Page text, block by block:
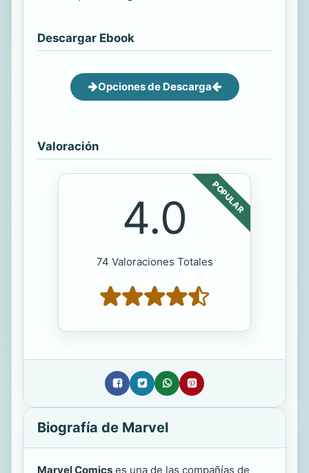
Descargar Ebook
Opciones de Descarga
Valoración
POPULAR
4.0
74 Valoraciones Totales
Biografía de Marvel
Marvel Comics es una de las compañías de